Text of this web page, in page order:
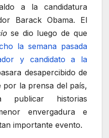
a la candidatura
Barack Obama. El
se dio luego de que
la semana pasada
y candidato a la
desapercibido de
por la prensa del país,
historias
envergadura e
importante evento.